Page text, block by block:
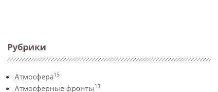
Рубрики
Атмосфера15
Атмосферные фронты13